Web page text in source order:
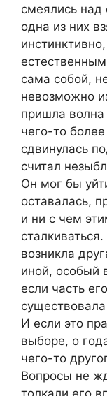
смеялись
одна из них
сама собой,
невозможно
пришла
чего-то
сдвинулась
считал
Он мог бы
оставалась,
и ни с чем
возникла
иной, особый
если часть
И если это
выборе, о
чего-то
Вопросы не